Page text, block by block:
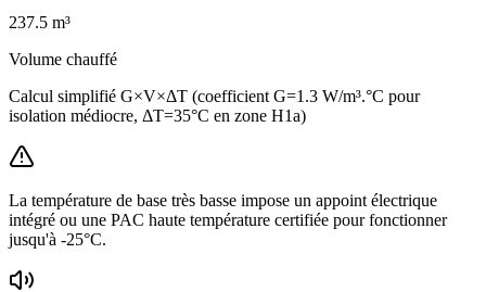
237.5 m³
Volume chauffé
Calcul simplifié G×V×ΔT (coefficient G=1.3 W/m³.°C pour
isolation médiocre, ΔT=35°C en zone H1a)
La température de base très basse impose un appoint électrique
intégré ou une PAC haute température certifiée pour fonctionner
jusqu'à -25°C.